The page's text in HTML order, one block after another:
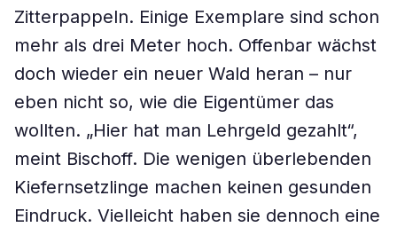
Zitterpappeln. Einige Exemplare sind schon
mehr als drei Meter hoch. Offenbar wächst
doch wieder ein neuer Wald heran – nur
eben nicht so, wie die Eigentümer das
wollten. „Hier hat man Lehrgeld gezahlt“,
meint Bischoff. Die wenigen überlebenden
Kiefernsetzlinge machen keinen gesunden
Eindruck. Vielleicht haben sie dennoch eine